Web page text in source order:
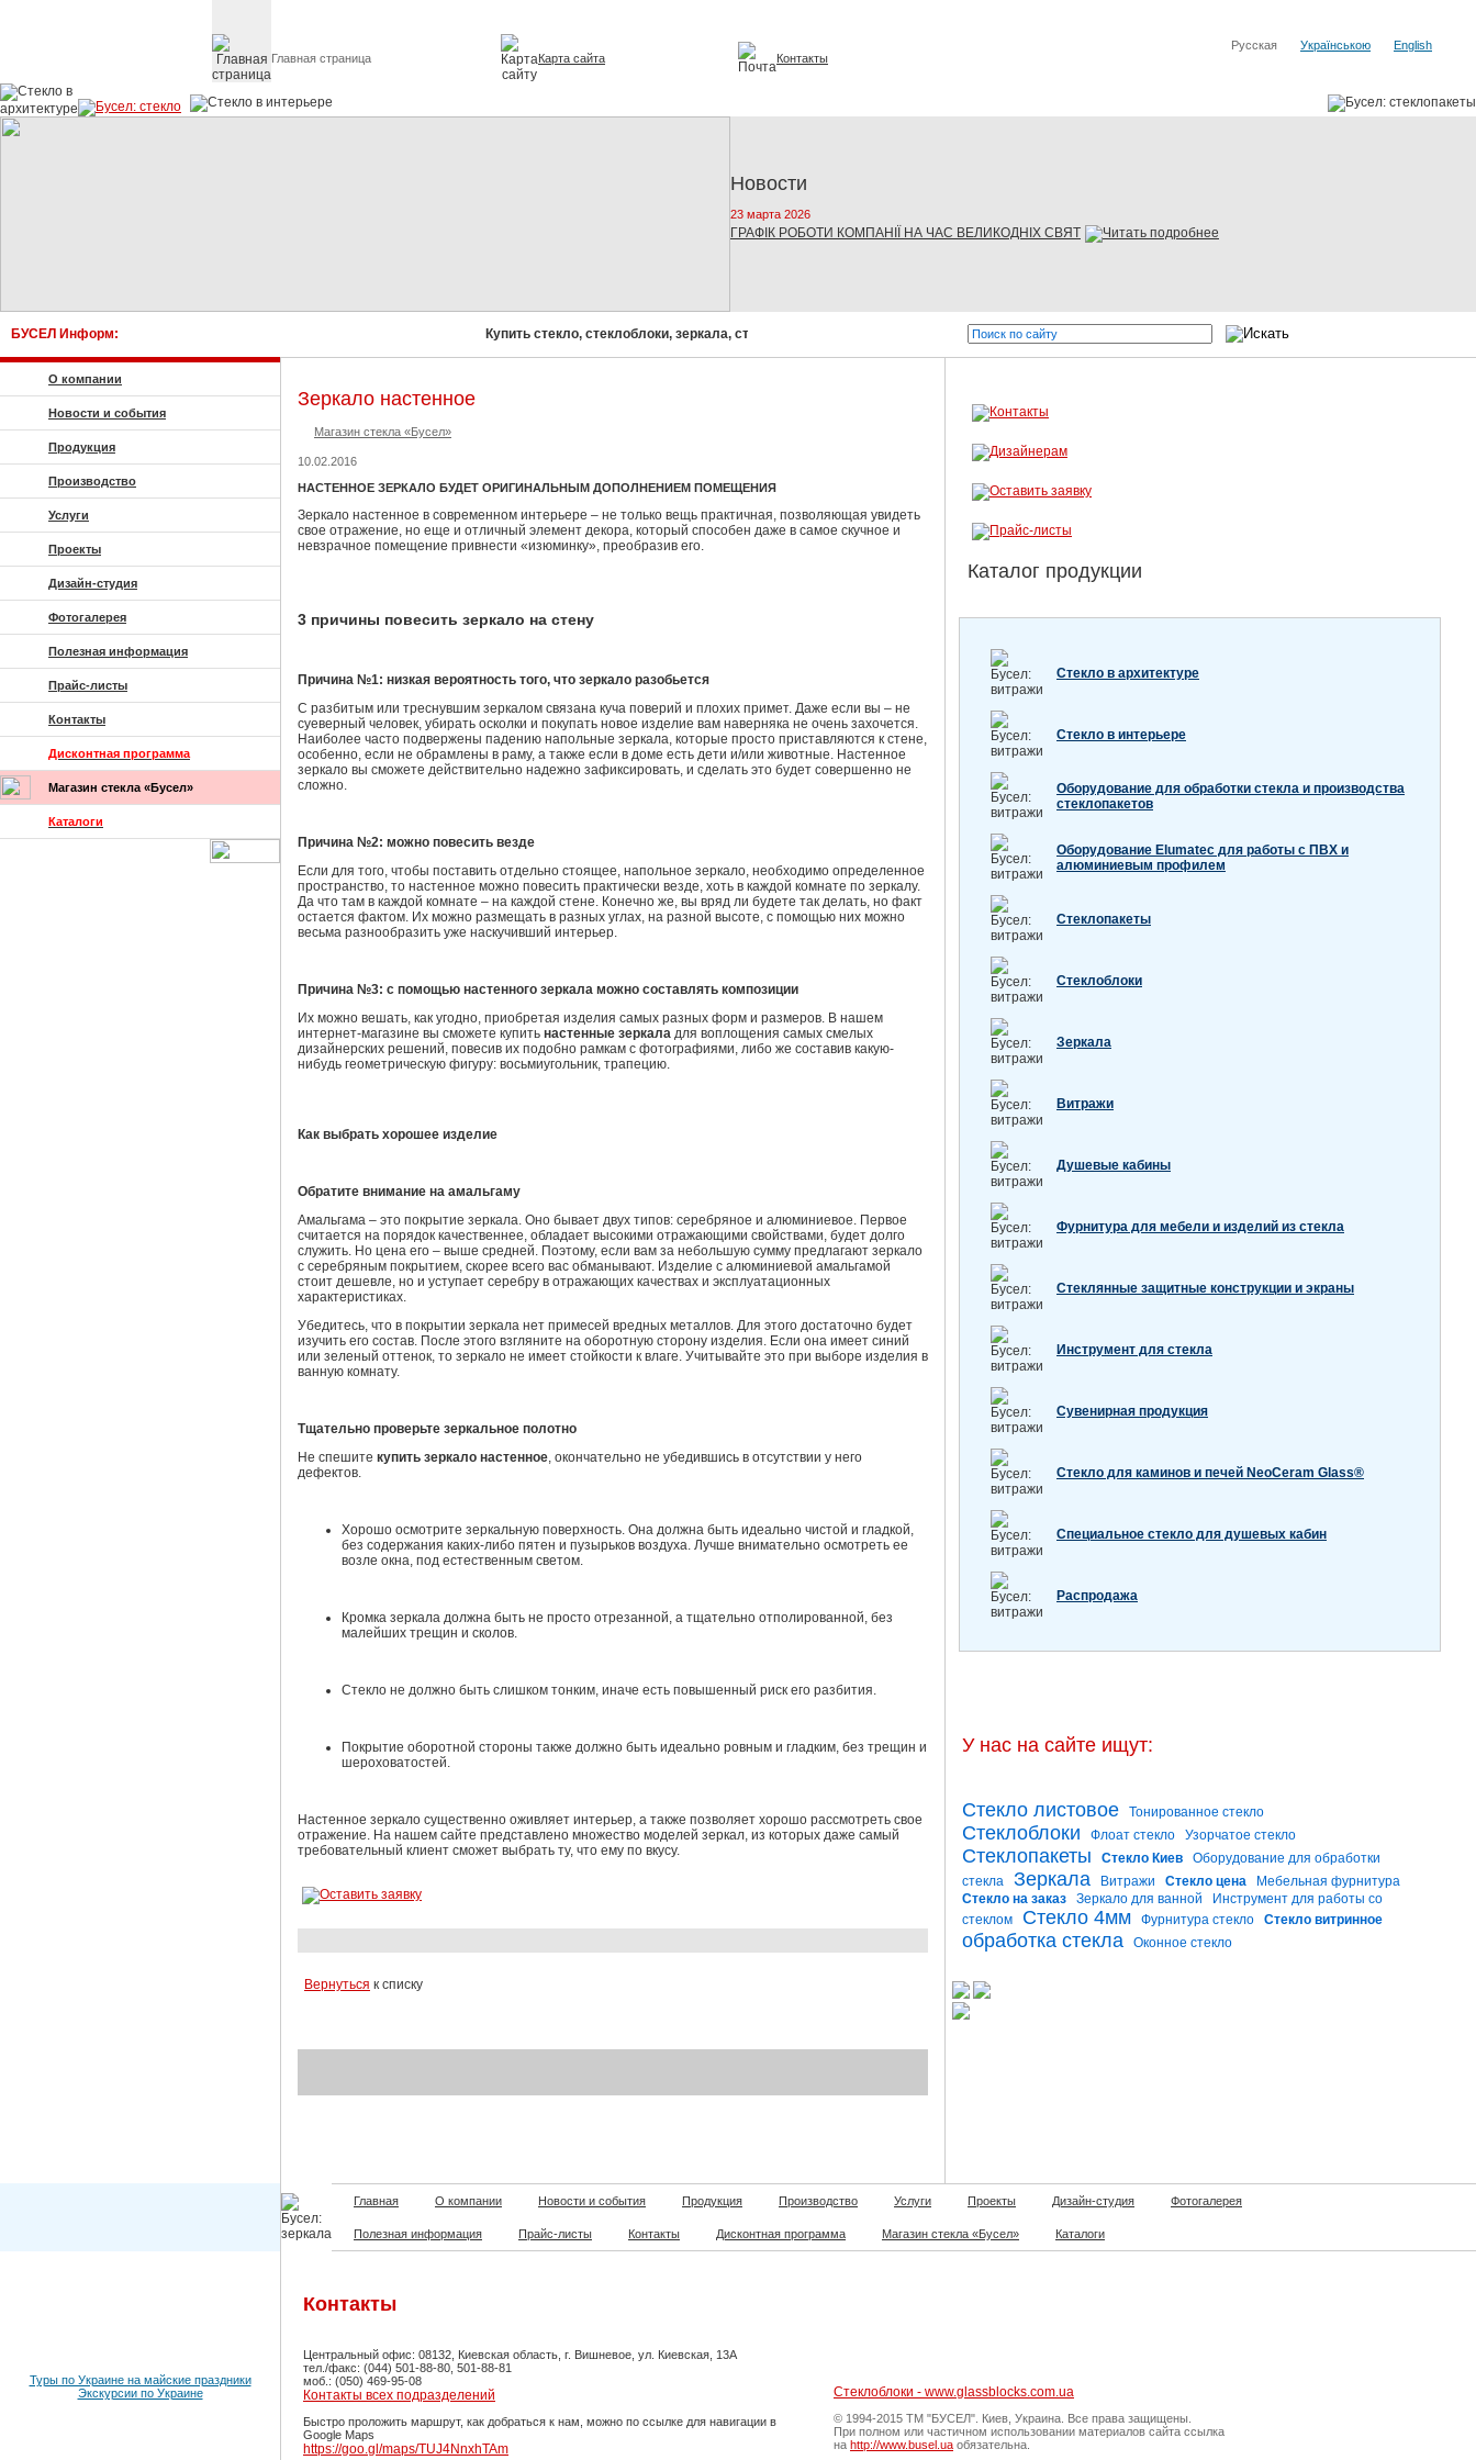
Главная страница Карта сайта Контакты
Русская Українською English
Новости
23 марта 2026
ГРАФІК РОБОТИ КОМПАНІЇ НА ЧАС ВЕЛИКОДНІХ СВЯТ
БУСЕЛ Информ: Купить стекло, стеклоблоки, зеркала, стеклопакеты! Бусел - стекло от мировых производителей Бусел - резка стекла, обработка
О компании
Новости и события
Продукция
Производство
Услуги
Проекты
Дизайн-студия
Фотогалерея
Полезная информация
Прайс-листы
Контакты
Дисконтная программа
Магазин стекла «Бусел»
Каталоги
Зеркало настенное
Магазин стекла «Бусел»
10.02.2016
НАСТЕННОЕ ЗЕРКАЛО БУДЕТ ОРИГИНАЛЬНЫМ ДОПОЛНЕНИЕМ ПОМЕЩЕНИЯ
Зеркало настенное в современном интерьере – не только вещь практичная, позволяющая увидеть
свое отражение, но еще и отличный элемент декора, который способен даже в самое скучное и
невзрачное помещение привнести «изюминку», преобразив его.
3 причины повесить зеркало на стену
Причина №1: низкая вероятность того, что зеркало разобьется
С разбитым или треснувшим зеркалом связана куча поверий и плохих примет. Даже если вы – не
суеверный человек, убирать осколки и покупать новое изделие вам наверняка не очень захочется.
Наиболее часто подвержены падению напольные зеркала, которые просто приставляются к стене,
особенно, если не обрамлены в раму, а также если в доме есть дети и/или животные. Настенное
зеркало вы сможете действительно надежно зафиксировать, и сделать это будет совершенно не
сложно.
Причина №2: можно повесить везде
Если для того, чтобы поставить отдельно стоящее, напольное зеркало, необходимо определенное
пространство, то настенное можно повесить практически везде, хоть в каждой комнате по зеркалу.
Да что там в каждой комнате – на каждой стене. Конечно же, вы вряд ли будете так делать, но факт
остается фактом. Их можно размещать в разных углах, на разной высоте, с помощью них можно
весьма разнообразить уже наскучивший интерьер.
Причина №3: с помощью настенного зеркала можно составлять композиции
Их можно вешать, как угодно, приобретая изделия самых разных форм и размеров. В нашем
интернет-магазине вы сможете купить настенные зеркала для воплощения самых смелых
дизайнерских решений, повесив их подобно рамкам с фотографиями, либо же составив какую-
нибудь геометрическую фигуру: восьмиугольник, трапецию.
Как выбрать хорошее изделие
Обратите внимание на амальгаму
Амальгама – это покрытие зеркала. Оно бывает двух типов: серебряное и алюминиевое. Первое
считается на порядок качественнее, обладает высокими отражающими свойствами, будет долго
служить. Но цена его – выше средней. Поэтому, если вам за небольшую сумму предлагают зеркало
с серебряным покрытием, скорее всего вас обманывают. Изделие с алюминиевой амальгамой
стоит дешевле, но и уступает серебру в отражающих качествах и эксплуатационных
характеристиках.
Убедитесь, что в покрытии зеркала нет примесей вредных металлов. Для этого достаточно будет
изучить его состав. После этого взгляните на оборотную сторону изделия. Если она имеет синий
или зеленый оттенок, то зеркало не имеет стойкости к влаге. Учитывайте это при выборе изделия в
ванную комнату.
Тщательно проверьте зеркальное полотно
Не спешите купить зеркало настенное, окончательно не убедившись в отсутствии у него
дефектов.
Хорошо осмотрите зеркальную поверхность. Она должна быть идеально чистой и гладкой,
без содержания каких-либо пятен и пузырьков воздуха. Лучше внимательно осмотреть ее
возле окна, под естественным светом.
Кромка зеркала должна быть не просто отрезанной, а тщательно отполированной, без
малейших трещин и сколов.
Стекло не должно быть слишком тонким, иначе есть повышенный риск его разбития.
Покрытие оборотной стороны также должно быть идеально ровным и гладким, без трещин и
шероховатостей.
Настенное зеркало существенно оживляет интерьер, а также позволяет хорошо рассмотреть свое
отражение. На нашем сайте представлено множество моделей зеркал, из которых даже самый
требовательный клиент сможет выбрать ту, что ему по вкусу.
Вернуться к списку
Каталог продукции
Стекло в архитектуре
Стекло в интерьере
Оборудование для обработки стекла и производства
стеклопакетов
Оборудование Elumatec для работы с ПВХ и
алюминиевым профилем
Стеклопакеты
Стеклоблоки
Зеркала
Витражи
Душевые кабины
Фурнитура для мебели и изделий из стекла
Стеклянные защитные конструкции и экраны
Инструмент для стекла
Сувенирная продукция
Стекло для каминов и печей NeoCeram Glass®
Специальное стекло для душевых кабин
Распродажа
У нас на сайте ищут:
Стекло листовое Тонированное стекло
Стеклоблоки Флоат стекло Узорчатое стекло
Стеклопакеты Стекло Киев
Оборудование для обработки
стекла
Зеркала Витражи Стекло цена
Мебельная фурнитура
Стекло на заказ
Зеркало для ванной
Инструмент для работы со
стеклом
Стекло 4мм Фурнитура стекло Стекло витринное
обработка стекла Оконное стекло
Главная О компании Новости и события Продукция Производство Услуги Проекты Дизайн-студия Фотогалерея
Полезная информация Прайс-листы Контакты Дисконтная программа Магазин стекла «Бусел» Каталоги
Туры по Украине на майские праздники
Экскурсии по Украине
Контакты
Центральный офис: 08132, Киевская область, г. Вишневое, ул. Киевская, 13А
тел./факс: (044) 501-88-80, 501-88-81
моб.: (050) 469-95-08
Контакты всех подразделений
Быстро проложить маршрут, как добраться к нам, можно по ссылке для навигации в
Google Maps
https://goo.gl/maps/TUJ4NnxhTAm
Стеклоблоки - www.glassblocks.com.ua
© 1994-2015 ТМ "БУСЕЛ". Киев, Украина. Все права защищены.
При полном или частичном использовании материалов сайта ссылка
на http://www.busel.ua обязательна.